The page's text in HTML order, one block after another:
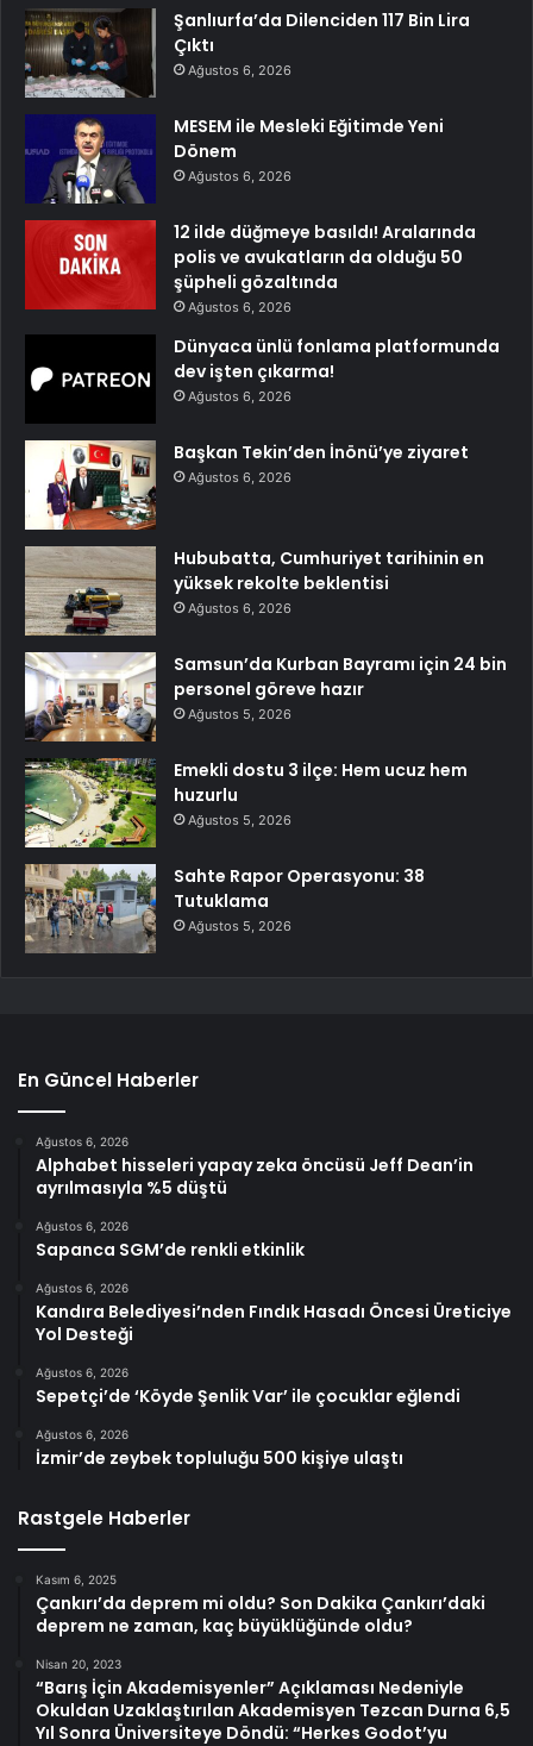
Şanlıurfa’da Dilenciden 117 Bin Lira
Çıktı
Ağustos 6, 2026
MESEM ile Mesleki Eğitimde Yeni
Dönem
Ağustos 6, 2026
12 ilde düğmeye basıldı! Aralarında
polis ve avukatların da olduğu 50
şüpheli gözaltında
Ağustos 6, 2026
Dünyaca ünlü fonlama platformunda
dev işten çıkarma!
Ağustos 6, 2026
Başkan Tekin’den İnönü’ye ziyaret
Ağustos 6, 2026
Hububatta, Cumhuriyet tarihinin en
yüksek rekolte beklentisi
Ağustos 6, 2026
Samsun’da Kurban Bayramı için 24 bin
personel göreve hazır
Ağustos 5, 2026
Emekli dostu 3 ilçe: Hem ucuz hem
huzurlu
Ağustos 5, 2026
Sahte Rapor Operasyonu: 38
Tutuklama
Ağustos 5, 2026
En Güncel Haberler
Ağustos 6, 2026
Alphabet hisseleri yapay zeka öncüsü Jeff Dean’in
ayrılmasıyla %5 düştü
Ağustos 6, 2026
Sapanca SGM’de renkli etkinlik
Ağustos 6, 2026
Kandıra Belediyesi’nden Fındık Hasadı Öncesi Üreticiye
Yol Desteği
Ağustos 6, 2026
Sepetçi’de ‘Köyde Şenlik Var’ ile çocuklar eğlendi
Ağustos 6, 2026
İzmir’de zeybek topluluğu 500 kişiye ulaştı
Rastgele Haberler
Kasım 6, 2025
Çankırı’da deprem mi oldu? Son Dakika Çankırı’daki
deprem ne zaman, kaç büyüklüğünde oldu?
Nisan 20, 2023
“Barış İçin Akademisyenler” Açıklaması Nedeniyle
Okuldan Uzaklaştırılan Akademisyen Tezcan Durna 6,5 ​​
Yıl Sonra Üniversiteye Döndü: “Herkes Godot’yu